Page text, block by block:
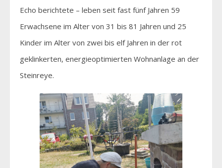
Echo berichtete – leben seit fast fünf Jahren 59
Erwachsene im Alter von 31 bis 81 Jahren und 25
Kinder im Alter von zwei bis elf Jahren in der rot
geklinkerten, energieoptimierten Wohnanlage an der
Steinreye.